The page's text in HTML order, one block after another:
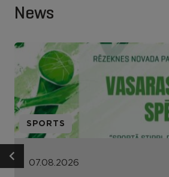
News
SPORTS
07.08.2026